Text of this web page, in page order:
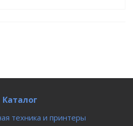
Каталог
техника и принтеры